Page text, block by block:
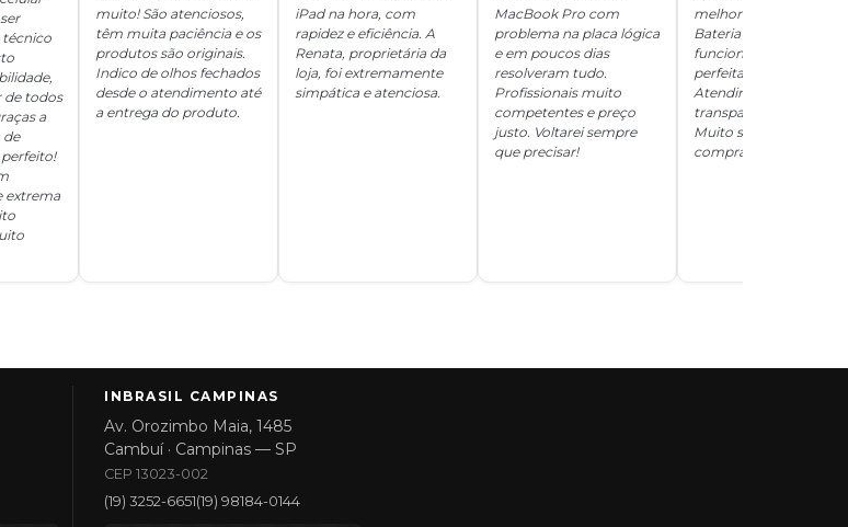
técnico
de todos
a
de
extrema
muito! São atenciosos,
têm muita paciência e os
produtos são originais.
Indico de olhos fechados
desde o atendimento até
a entrega do produto.
iPad na hora, com
rapidez e eficiência. A
Renata, proprietária da
loja, foi extremamente
simpática e atenciosa.
MacBook Pro com
problema na placa lógica
e em poucos dias
resolveram tudo.
Profissionais muito
competentes e preço
justo. Voltarei sempre
que precisar!
melhor que novo.
Bateria 100%, tudo
funcionando
perfeitamente.
Atendimento
transparente e
Muito satisfeita com a
compra!
INBRASIL CAMPINAS
Av. Orozimbo Maia, 1485
Cambuí · Campinas — SP
CEP 13023-002
(19) 3252-6651(19) 98184-0144